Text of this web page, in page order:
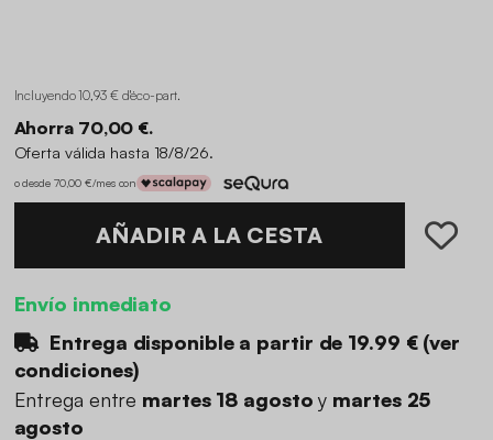
Incluyendo 10,93 € d'éco-part.
Ahorra 70,00 €.
Oferta válida hasta 18/8/26.
o desde 70,00 €/mes con
AÑADIR A LA CESTA
Envío inmediato
Entrega disponible a partir de 19.99 €(ver
condiciones)
Entrega entre martes 18 agostoy martes 25
agosto